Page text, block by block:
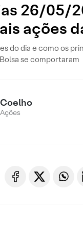
26/05/
ações
do dia e como os
Bolsa se comportaram